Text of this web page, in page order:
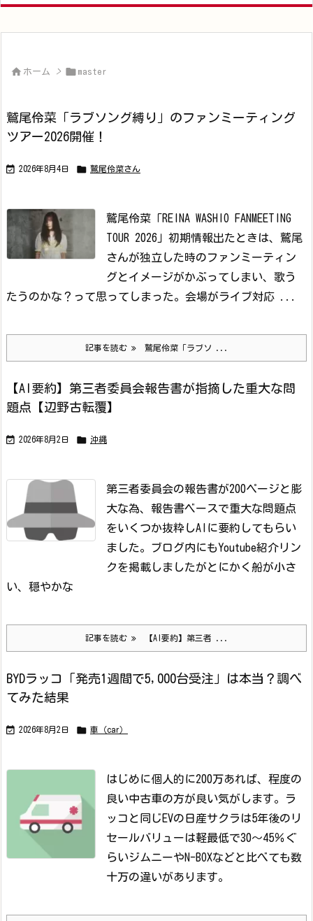
 ホーム >  master
鷲尾伶菜「ラブソング縛り」のファンミーティング
ツアー2026開催！
 2026年8月4日  鷲尾伶菜さん
鷲尾伶菜「REINA WASHIO FANMEETING
TOUR 2026」 初期情報出たときは、鷲尾
さんが独立した時のファンミーティン
グとイメージがかぶってしまい、歌う
たうのかな？って思ってしまった。 会場がライブ対応 ...
記事を読む 鷲尾伶菜「ラブソ ...
【AI要約】第三者委員会報告書が指摘した重大な問
題点【辺野古転覆】
 2026年8月2日  沖縄
第三者委員会の報告書が200ページと膨
大な為、報告書ベースで重大な問題点
をいくつか抜粋しAIに要約してもらい
ました。 ブログ内にもYoutube紹介リン
クを掲載しましたがとにかく船が小さ
い、穏やかな
記事を読む 【AI要約】第三者 ...
BYDラッコ「発売1週間で5,000台受注」は本当？調べ
てみた結果
 2026年8月2日  車（car）
はじめに個人的に200万あれば、程度の
良い中古車の方が良い気がします。ラ
ッコと同じEVの日産サクラは5年後のリ
セールバリューは軽最低で30～45％ぐ
らいジムニーやN-BOXなどと比べても数
十万の違いがあります。